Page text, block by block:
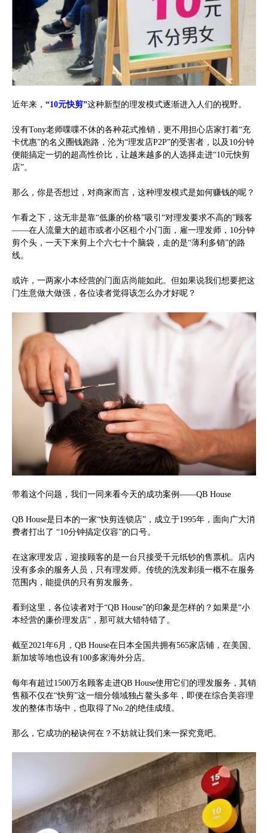
近年来， “10元快剪”这种新型的理发模式逐渐进入人们的视野。
没有Tony老师喋喋不休的各种花式推销，更不用担心店家打着“充
卡优惠”的名义圈钱跑路，沦为“理发店P2P”的受害者，以及10分钟
便能搞定一切的超高性价比，让越来越多的人选择走进“10元快剪
店”。
那么，你是否想过，对商家而言，这种理发模式是如何赚钱的呢？
乍看之下，这无非是靠“低廉的价格”吸引“对理发要求不高的”顾客
——在人流量大的超市或者小区租个小门面，雇一理发师，10分钟
剪个头，一天下来剪上个六七十个脑袋，走的是“薄利多销”的路
线。
或许，一两家小本经营的门面店尚能如此。但如果说我们想要把这
门生意做大做强，各位读者觉得该怎么办才好呢？
带着这个问题，我们一同来看今天的成功案例——QB House
QB House是日本的一家“快剪连锁店”，成立于1995年，面向广大消
费者打出了 “10分钟搞定仪容”的口号。
在这家理发店，迎接顾客的是一台只接受千元纸钞的售票机。店内
没有多余的服务人员，只有理发师。传统的洗发剃须一概不在服务
范围内，能提供的只有剪发服务。
看到这里，各位读者对于“QB House”的印象是怎样的？如果是“小
本经营的廉价理发店”，那可就大错特错了。
截至2021年6月，QB House在日本全国共拥有565家店铺，在美国、
新加坡等地也设有100多家海外分店。
每年有超过1500万名顾客走进QB House使用它们的理发服务，其销
售额不仅在“快剪”这一细分领域独占鳌头多年，即便在综合美容理
发的整体市场中，也取得了No.2的绝佳成绩。
那么，它成功的秘诀何在？不妨就让我们来一探究竟吧。